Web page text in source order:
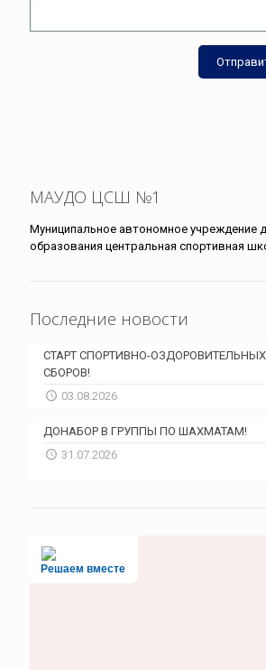
МАУДО ЦСШ №1
Муниципальное автономное учреждение
образования центральная спортивная
Последние новости
СТАРТ СПОРТИВНО-ОЗДОРОВИТЕЛЬНЫХ
СБОРОВ!
03.08.2026
ДОНАБОР В ГРУППЫ ПО ШАХМАТАМ!
31.07.2026
Решаем вместе